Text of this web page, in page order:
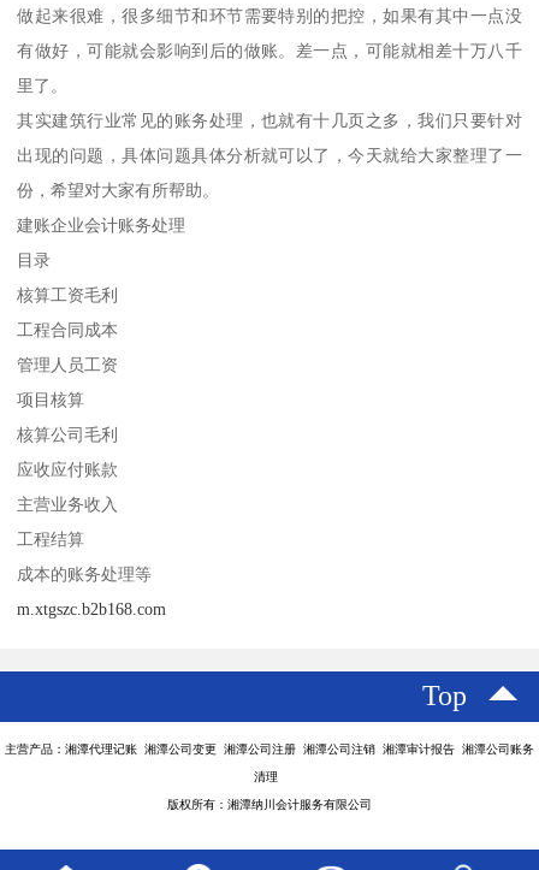
做起来很难，很多细节和环节需要特别的把控，如果有其中一点没
有做好，可能就会影响到后的做账。差一点，可能就相差十万八千
里了。
其实建筑行业常见的账务处理，也就有十几页之多，我们只要针对
出现的问题，具体问题具体分析就可以了，今天就给大家整理了一
份，希望对大家有所帮助。
建账企业会计账务处理
目录
核算工资毛利
工程合同成本
管理人员工资
项目核算
核算公司毛利
应收应付账款
主营业务收入
工程结算
成本的账务处理等
m.xtgszc.b2b168.com
Top
主营产品：湘潭代理记账 湘潭公司变更 湘潭公司注册 湘潭公司注销 湘潭审计报告 湘潭公司账务
清理
版权所有：湘潭纳川会计服务有限公司